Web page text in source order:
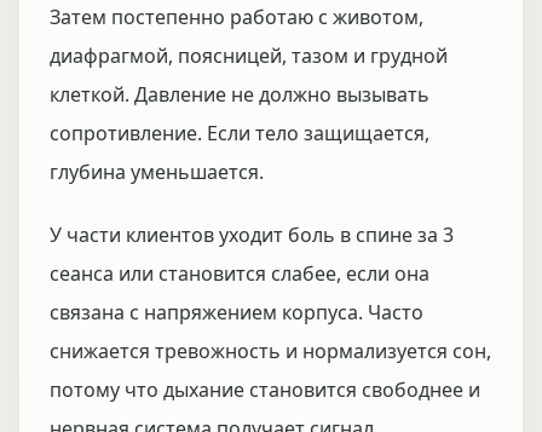
Затем постепенно работаю с животом,
диафрагмой, поясницей, тазом и грудной
клеткой. Давление не должно вызывать
сопротивление. Если тело защищается,
глубина уменьшается.
У части клиентов уходит боль в спине за 3
сеанса или становится слабее, если она
связана с напряжением корпуса. Часто
снижается тревожность и нормализуется сон,
потому что дыхание становится свободнее и